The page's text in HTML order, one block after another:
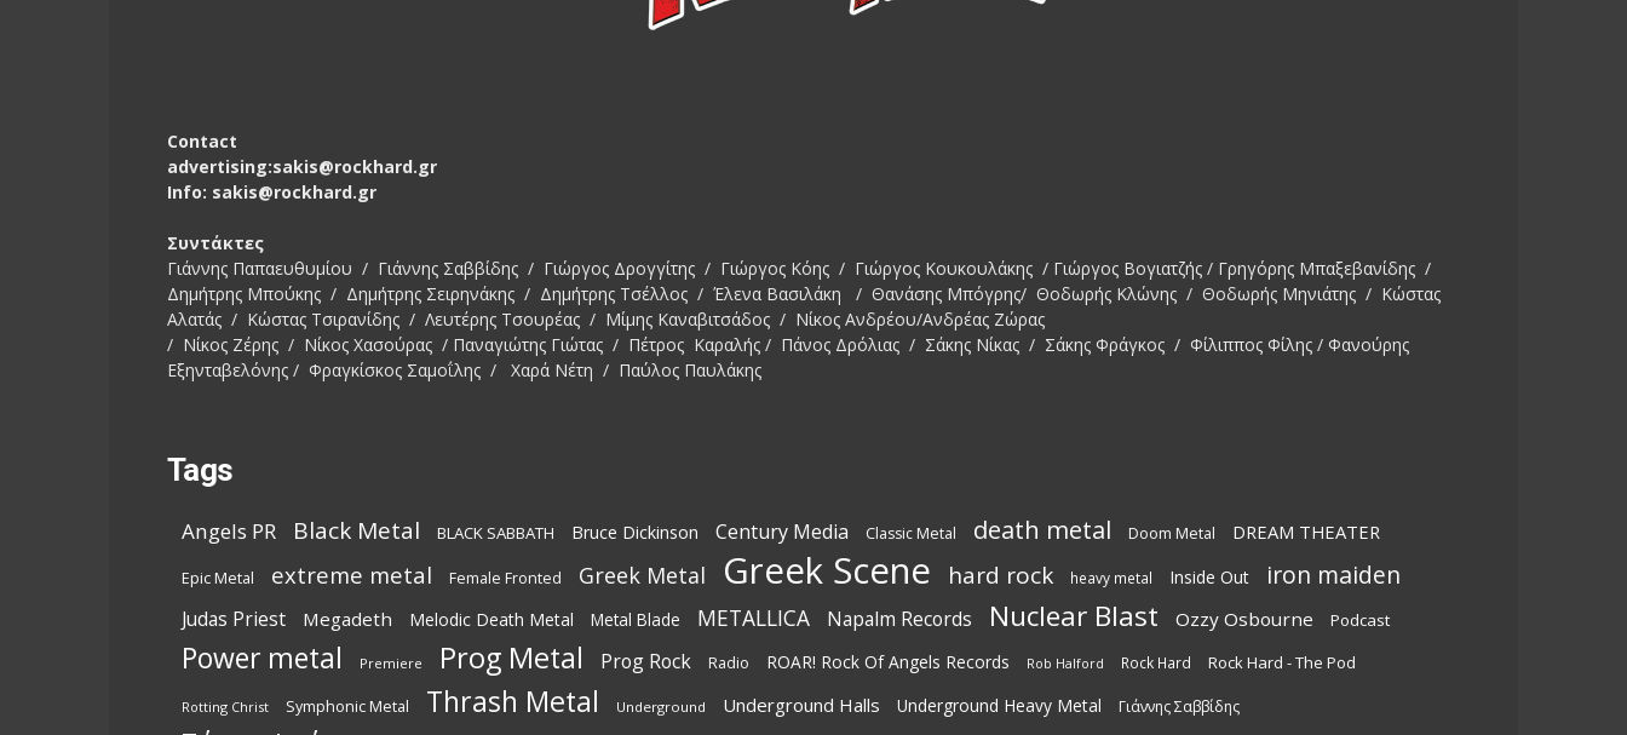
Contact
advertising:sakis@rockhard.gr
Info: sakis@rockhard.gr
Συντάκτες
Γιάννης Παπαευθυμίου / Γιάννης Σαββίδης / Γιώργος Δρογγίτης / Γιώργος Κόης / Γιώργος Κουκουλάκης / Γιώργος Βογιατζής / Γρηγόρης Μπαξεβανίδης /
Δημήτρης Μπούκης / Δημήτρης Σειρηνάκης / Δημήτρης Τσέλλος / Έλενα Βασιλάκη / Θανάσης Μπόγρης/ Θοδωρής Κλώνης / Θοδωρής Μηνιάτης / Κώστας
Αλατάς / Κώστας Τσιρανίδης / Λευτέρης Τσουρέας / Μίμης Καναβιτσάδος / Νίκος Ανδρέου/Ανδρέας Ζώρας
/ Νίκος Ζέρης / Νίκος Χασούρας / Παναγιώτης Γιώτας / Πέτρος Καραλής / Πάνος Δρόλιας / Σάκης Νίκας / Σάκης Φράγκος / Φίλιππος Φίλης / Φανούρης
Εξηνταβελόνης / Φραγκίσκος Σαμοΐλης / Χαρά Νέτη / Παύλος Παυλάκης
Tags
Angels PR Black Metal BLACK SABBATH Bruce Dickinson Century Media Classic Metal death metal Doom Metal DREAM THEATER
Epic Metal extreme metal Female Fronted Greek Metal Greek Scene hard rock heavy metal Inside Out iron maiden
Judas Priest Megadeth Melodic Death Metal Metal Blade METALLICA Napalm Records Nuclear Blast Ozzy Osbourne Podcast
Power metal Premiere Prog Metal Prog Rock Radio ROAR! Rock Of Angels Records Rob Halford Rock Hard Rock Hard - The Pod
Rotting Christ Symphonic Metal Thrash Metal Underground Underground Halls Underground Heavy Metal Γιάννης Σαββίδης